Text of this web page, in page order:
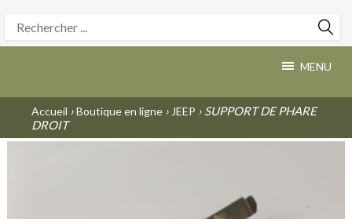
MENU
Accueil ›Boutique en ligne › JEEP › SUPPORT DE PHARE
DROIT